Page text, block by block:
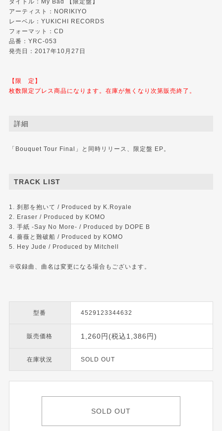
タイトル：My Bad 【限定盤】
アーティスト：NORIKIYO
レーベル： YUKICHI RECORDS
フォーマット：CD
品番：YRC-053
発売日：2017年10月27日
【限 定】
枚数限定プレス商品になります。在庫が無くなり次第販売終了。
詳細
「Bouquet Tour Final」と同時リリース、限定盤 EP。
TRACK LIST
1. 刹那を抱いて / Produced by K.Royale
2. Eraser / Produced by KOMO
3. 手紙 -Say No More- / Produced by DOPE B
4. 薔薇と難破船 / Produced by KOMO
5. Hey Jude / Produced by Mitchell
※収録曲、曲名は変更になる場合もございます。
型番 4529123344632
販売価格 1,260円(税込1,386円)
在庫状況 SOLD OUT
SOLD OUT